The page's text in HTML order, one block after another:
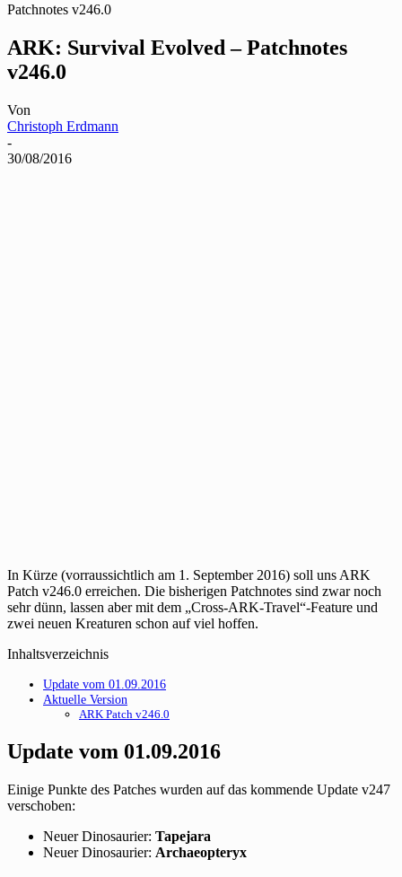
Patchnotes v246.0
ARK: Survival Evolved – Patchnotes
v246.0
Von
Christoph Erdmann
-
30/08/2016
In Kürze (vorraussichtlich am 1. September 2016) soll uns ARK
Patch v246.0 erreichen. Die bisherigen Patchnotes sind zwar noch
sehr dünn, lassen aber mit dem „Cross-ARK-Travel“-Feature und
zwei neuen Kreaturen schon auf viel hoffen.
Inhaltsverzeichnis
Update vom 01.09.2016
Aktuelle Version
ARK Patch v246.0
Update vom 01.09.2016
Einige Punkte des Patches wurden auf das kommende Update v247
verschoben:
Neuer Dinosaurier: Tapejara
Neuer Dinosaurier: Archaeopteryx